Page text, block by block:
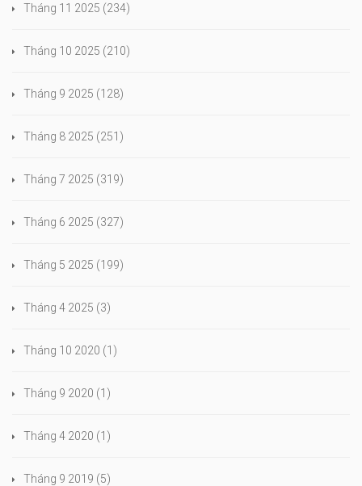
Tháng 11 2025 (234)
Tháng 10 2025 (210)
Tháng 9 2025 (128)
Tháng 8 2025 (251)
Tháng 7 2025 (319)
Tháng 6 2025 (327)
Tháng 5 2025 (199)
Tháng 4 2025 (3)
Tháng 10 2020 (1)
Tháng 9 2020 (1)
Tháng 4 2020 (1)
Tháng 9 2019 (5)